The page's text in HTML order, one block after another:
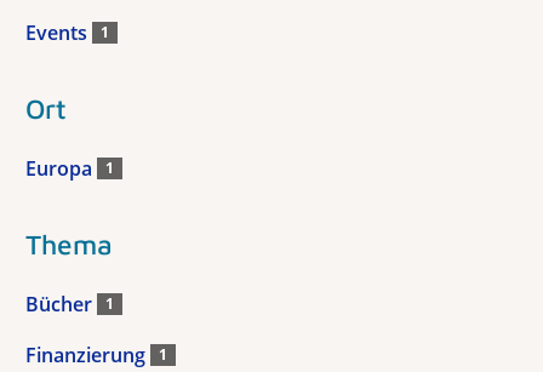
Events 1
Ort
Europa 1
Thema
Bücher 1
Finanzierung 1